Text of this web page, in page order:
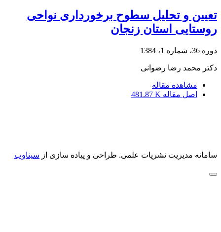
تعیین و تحلیل سطوح برخورداری نواحی
روستایی استان زنجان
دوره 36، شماره 1، 1384
دکتر محمد رضا رضوانی
مشاهده مقاله
اصل مقاله 481.87 K
سامانه مدیریت نشریات علمی. طراحی و پیاده سازی از سیناوب